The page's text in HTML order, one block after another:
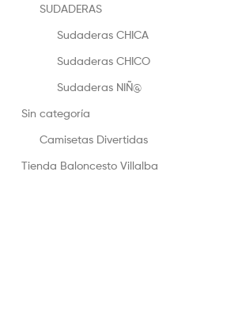
SUDADERAS
Sudaderas CHICA
Sudaderas CHICO
Sudaderas NIÑ@
Sin categoría
Camisetas Divertidas
Tienda Baloncesto Villalba